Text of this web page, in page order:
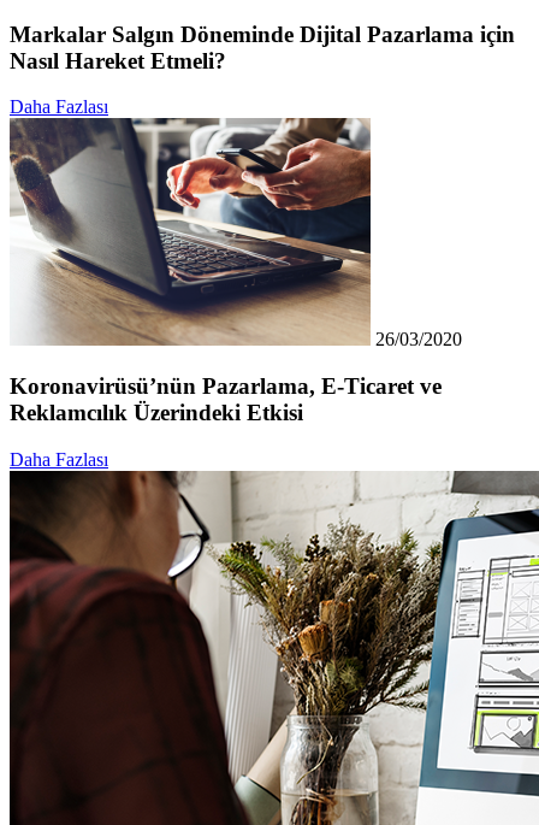
Markalar Salgın Döneminde Dijital Pazarlama için
Nasıl Hareket Etmeli?
Daha Fazlası
26/03/2020
Koronavirüsü’nün Pazarlama, E-Ticaret ve
Reklamcılık Üzerindeki Etkisi
Daha Fazlası